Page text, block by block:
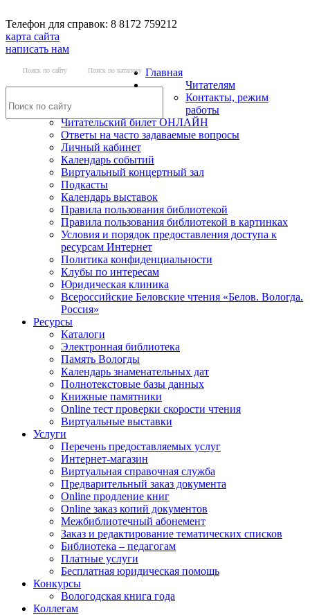
Телефон для справок: 8 8172 759212
карта сайта
написать нам
Поиск по сайту Поиск по каталогу Главная
Читателям
Контакты, режим
работы
Читательский билет ОНЛАЙН
Ответы на часто задаваемые вопросы
Личный кабинет
Календарь событий
Виртуальный концертный зал
Подкасты
Календарь выставок
Правила пользования библиотекой
Правила пользования библиотекой в картинках
Условия и порядок предоставления доступа к
ресурсам Интернет
Политика конфиденциальности
Клубы по интересам
Юридическая клиника
Всероссийские Беловские чтения «Белов. Вологда.
Россия»
Ресурсы
Каталоги
Электронная библиотека
Память Вологды
Календарь знаменательных дат
Полнотекстовые базы данных
Книжные памятники
Online тест проверки скорости чтения
Виртуальные выставки
Услуги
Перечень предоставляемых услуг
Интернет-магазин
Виртуальная справочная служба
Предварительный заказ документа
Online продление книг
Online заказ копий документов
Межбиблиотечный абонемент
Заказ и редактирование тематических списков
Библиотека – педагогам
Платные услуги
Бесплатная юридическая помощь
Конкурсы
Вологодская книга года
Коллегам